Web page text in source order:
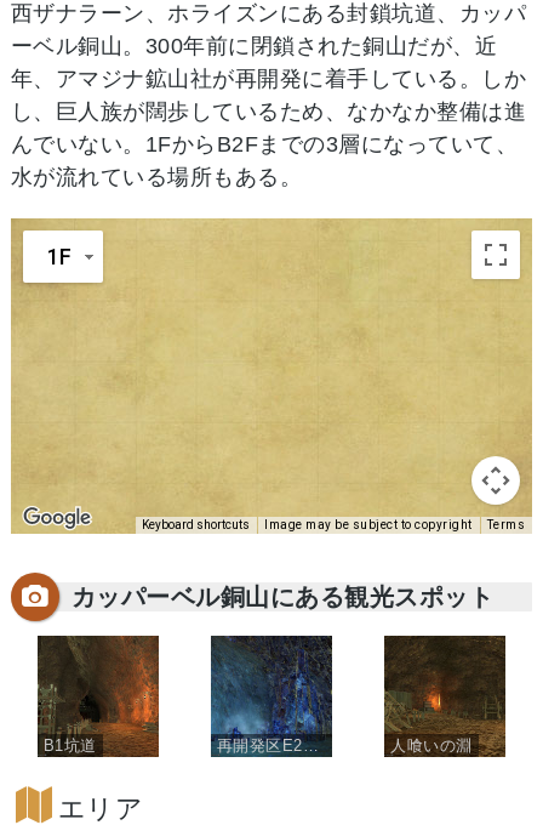
西ザナラーン、ホライズンにある封鎖坑道、カッパ
ーベル銅山。300年前に閉鎖された銅山だが、近
年、アマジナ鉱山社が再開発に着手している。しか
し、巨人族が闊歩しているため、なかなか整備は進
んでいない。1FからB2Fまでの3層になっていて、
水が流れている場所もある。
1F
Keyboard shortcuts Image may be subject to copyright Terms
カッパーベル銅山にある観光スポット
B1坑道 再開発区E2坑道 人喰いの淵
エリア